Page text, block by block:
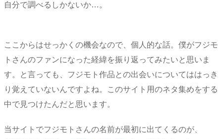
自分で調べるしかないか…。
ここからはせっかくの機会なので、個人的な話。僕がフジモ
トさんのファンになった経緯を振り返ってみたいと思いま
す。と言っても、フジモト作品との出会いについてははっき
り覚えていないんですよね。このサイト用のネタ集めをする
中で見つけたんだと思います。
当サイトでフジモトさんの名前が最初に出てくるのが、